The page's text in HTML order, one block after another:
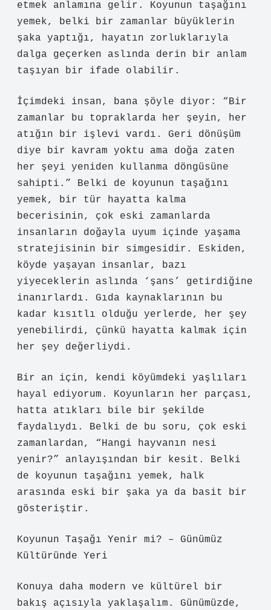
etmek anlamına gelir. Koyunun taşağını
yemek, belki bir zamanlar büyüklerin
şaka yaptığı, hayatın zorluklarıyla
dalga geçerken aslında derin bir anlam
taşıyan bir ifade olabilir.
İçimdeki insan, bana şöyle diyor: “Bir
zamanlar bu topraklarda her şeyin, her
atığın bir işlevi vardı. Geri dönüşüm
diye bir kavram yoktu ama doğa zaten
her şeyi yeniden kullanma döngüsüne
sahipti.” Belki de koyunun taşağını
yemek, bir tür hayatta kalma
becerisinin, çok eski zamanlarda
insanların doğayla uyum içinde yaşama
stratejisinin bir simgesidir. Eskiden,
köyde yaşayan insanlar, bazı
yiyeceklerin aslında ‘şans’ getirdiğine
inanırlardı. Gıda kaynaklarının bu
kadar kısıtlı olduğu yerlerde, her şey
yenebilirdi, çünkü hayatta kalmak için
her şey değerliydi.
Bir an için, kendi köyümdeki yaşlıları
hayal ediyorum. Koyunların her parçası,
hatta atıkları bile bir şekilde
faydalıydı. Belki de bu soru, çok eski
zamanlardan, “Hangi hayvanın nesi
yenir?” anlayışından bir kesit. Belki
de koyunun taşağını yemek, halk
arasında eski bir şaka ya da basit bir
gösteriştir.
Koyunun Taşağı Yenir mi? – Günümüz
Kültüründe Yeri
Konuya daha modern ve kültürel bir
bakış açısıyla yaklaşalım. Günümüzde,